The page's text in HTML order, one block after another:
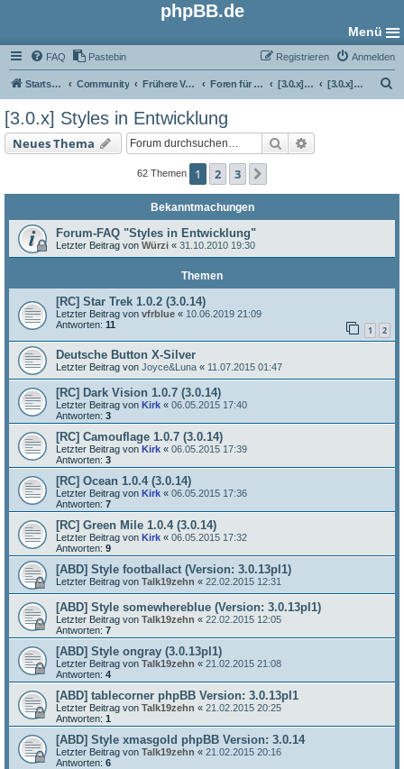
phpBB.de
Menü
FAQ Pastebin Anmelden
Registrieren
Startseite Community Frühere Versionen Foren für phpBB 3.0 [3.0.x] Style-Foren [3.0.x] Styles in Entwicklung
[3.0.x] Styles in Entwicklung
Neues Thema Suche
62 Themen 1 2 3
Bekanntmachungen
Forum-FAQ "Styles in Entwicklung"
Letzter Beitrag von Würzi « 31.10.2010 19:30
Themen
[RC] Star Trek 1.0.2 (3.0.14)
Letzter Beitrag von vfrblue « 10.06.2019 21:09
Antworten: 11 1 2
Deutsche Button X-Silver
Letzter Beitrag von Joyce&Luna « 11.07.2015 01:47
[RC] Dark Vision 1.0.7 (3.0.14)
Letzter Beitrag von Kirk « 06.05.2015 17:40
Antworten: 3
[RC] Camouflage 1.0.7 (3.0.14)
Letzter Beitrag von Kirk « 06.05.2015 17:39
Antworten: 3
[RC] Ocean 1.0.4 (3.0.14)
Letzter Beitrag von Kirk « 06.05.2015 17:36
Antworten: 7
[RC] Green Mile 1.0.4 (3.0.14)
Letzter Beitrag von Kirk « 06.05.2015 17:32
Antworten: 9
[ABD] Style footballact (Version: 3.0.13pl1)
Letzter Beitrag von Talk19zehn « 22.02.2015 12:31
[ABD] Style somewhereblue (Version: 3.0.13pl1)
Letzter Beitrag von Talk19zehn « 22.02.2015 12:05
Antworten: 7
[ABD] Style ongray (3.0.13pl1)
Letzter Beitrag von Talk19zehn « 21.02.2015 21:08
Antworten: 4
[ABD] tablecorner phpBB Version: 3.0.13pl1
Letzter Beitrag von Talk19zehn « 21.02.2015 20:25
Antworten: 1
[ABD] Style xmasgold phpBB Version: 3.0.14
Letzter Beitrag von Talk19zehn « 21.02.2015 20:16
Antworten: 6